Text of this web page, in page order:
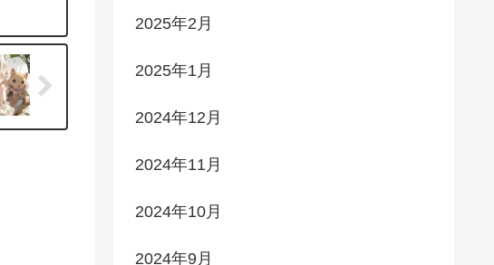
2025年2月
2025年1月
2024年12月
2024年11月
2024年10月
2024年9月